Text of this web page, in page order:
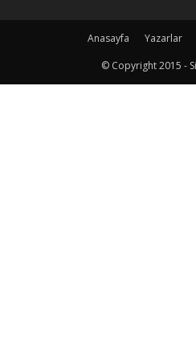
Anasayfa Yazarlar
© Copyright 2015 -